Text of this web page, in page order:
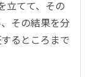
立てて、その
その結果を分
るところまで